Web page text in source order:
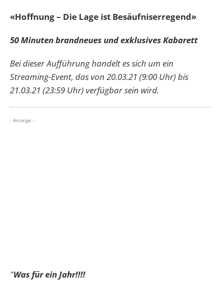
«Hoffnung – Die Lage ist Besäufniserregend»
50 Minuten brandneues und exklusives Kabarett
Bei dieser Aufführung handelt es sich um ein
Streaming-Event, das von 20.03.21 (9:00 Uhr) bis
21.03.21 (23:59 Uhr) verfügbar sein wird.
- Anzeige -
"Was für ein Jahr!!!!